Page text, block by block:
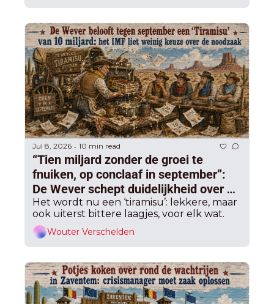
Jul 8, 2026 • 10 min read
“Tien miljard zonder de groei te
fnuiken, op conclaaf in september”:
De Wever schept duidelijkheid over
hoe en wat voor de volgende grote
sanering
Het wordt nu een ‘tiramisu’: lekkere, maar
ook uiterst bittere laagjes, voor elk wat.
Wouter Verschelden